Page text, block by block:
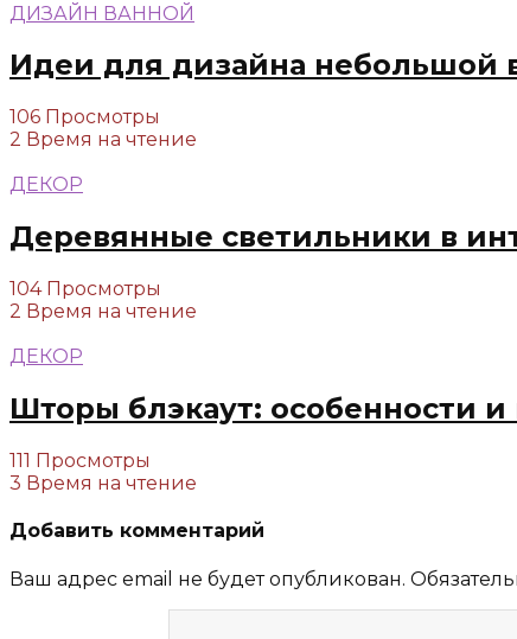
ДИЗАЙН ВАННОЙ
Идеи для дизайна небольшой
106 Просмотры
2 Время на чтение
ДЕКОР
Деревянные светильники в
104 Просмотры
2 Время на чтение
ДЕКОР
Шторы блэкаут: особенности
111 Просмотры
3 Время на чтение
Добавить комментарий
Ваш адрес email не будет опубликован.